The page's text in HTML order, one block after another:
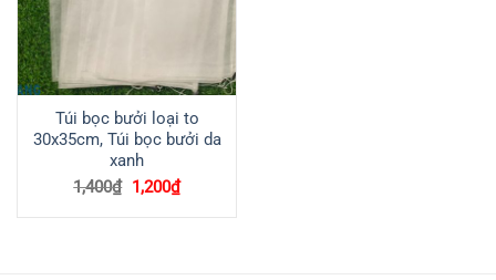
Túi bọc bưởi loại to
30x35cm, Túi bọc bưởi da
xanh
1,400₫ Giá
là:
1,200₫Giá
hiện
tại